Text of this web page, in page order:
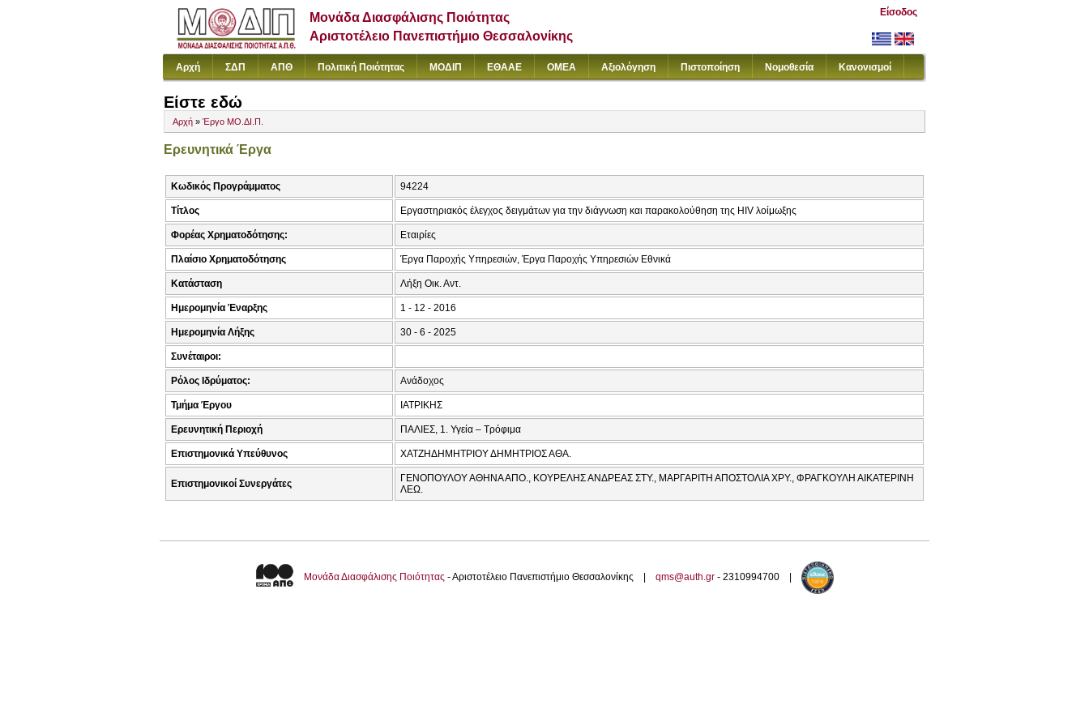
Μονάδα Διασφάλισης Ποιότητας
Αριστοτέλειο Πανεπιστήμιο Θεσσαλονίκης
Είσοδος
Αρχή ΣΔΠ ΑΠΘ Πολιτική Ποιότητας ΜΟΔΙΠ ΕΘΑΑΕ ΟΜΕΑ Αξιολόγηση Πιστοποίηση Νομοθεσία Κανονισμοί
Είστε εδώ
Αρχή » Έργο ΜΟ.ΔΙ.Π.
Ερευνητικά Έργα
Κωδικός Προγράμματος 94224
Τίτλος Εργαστηριακός έλεγχος δειγμάτων για την διάγνωση και παρακολούθηση της HIV λοίμωξης
Φορέας Χρηματοδότησης: Εταιρίες
Πλαίσιο Χρηματοδότησης Έργα Παροχής Υπηρεσιών, Έργα Παροχής Υπηρεσιών Εθνικά
Κατάσταση Λήξη Οικ. Αντ.
Ημερομηνία Έναρξης 1 - 12 - 2016
Ημερομηνία Λήξης 30 - 6 - 2025
Συνέταιροι:
Ρόλος Ιδρύματος: Ανάδοχος
Τμήμα Έργου ΙΑΤΡΙΚΗΣ
Ερευνητική Περιοχή ΠΑΛΙΕΣ, 1. Υγεία – Τρόφιμα
Επιστημονικά Υπεύθυνος ΧΑΤΖΗΔΗΜΗΤΡΙΟΥ ΔΗΜΗΤΡΙΟΣ ΑΘΑ.
Επιστημονικοί Συνεργάτες
ΓΕΝΟΠΟΥΛΟΥ ΑΘΗΝΑ ΑΠΟ., ΚΟΥΡΕΛΗΣ ΑΝΔΡΕΑΣ ΣΤΥ., ΜΑΡΓΑΡΙΤΗ ΑΠΟΣΤΟΛΙΑ ΧΡΥ., ΦΡΑΓΚΟΥΛΗ ΑΙΚΑΤΕΡΙΝΗ
ΛΕΩ.
Μονάδα Διασφάλισης Ποιότητας - Αριστοτέλειο Πανεπιστήμιο Θεσσαλονίκης | qms@auth.gr - 2310994700 |